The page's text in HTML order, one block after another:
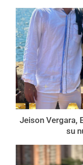
Jeison Vergara,
su